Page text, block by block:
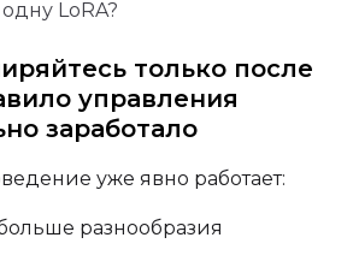
LoRA Scale
LoRA?
только после
управления
заработало
уже явно работает:
разнообразия